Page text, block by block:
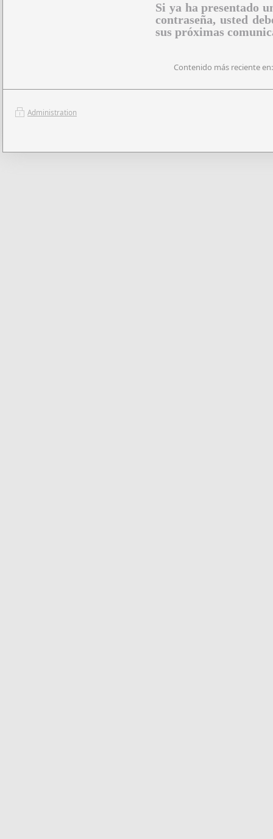
Si ya ha presentado
contraseña, usted
sus próximas
Contenido más reciente en:
Administration